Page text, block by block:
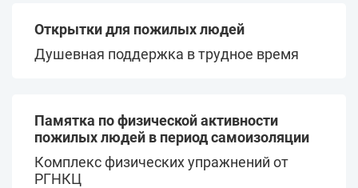
Открытки для пожилых людей
Душевная поддержка в трудное время
Памятка по физической активности
пожилых людей в период самоизоляции
Комплекс физических упражнений от
РГНКЦ